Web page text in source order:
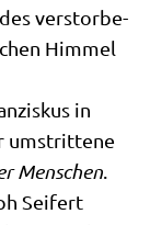
ver­stor­be­
Him­mel
in
umstrit­te­ne
Men­schen.
Sei­fert